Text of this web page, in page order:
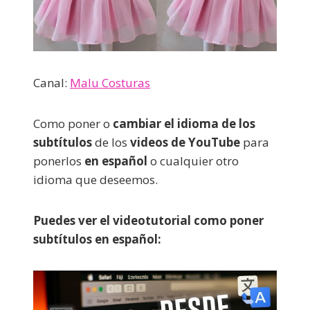
Canal: Malu Costuras
Como poner o cambiar el idioma de los
subtítulosde los videos de YouTube para
ponerlos en español o cualquier otro
idioma que deseemos.
Puedes ver el videotutorial como poner
subtítulos en español: